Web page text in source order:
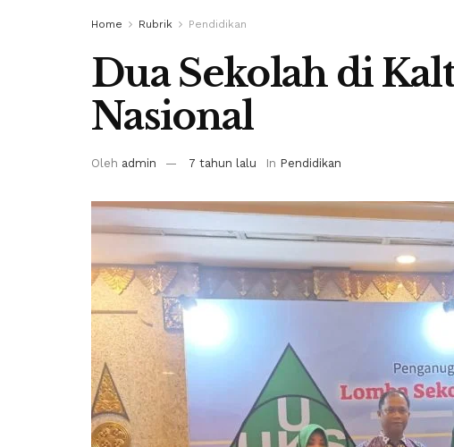
Home Rubrik Pendidikan
Dua Sekolah di
Nasional
Oleh admin 7 tahun lalu In Pendidikan